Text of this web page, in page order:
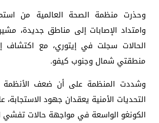
وحذرت منظمة الصحة العالمية من
وامتداد الإصابات إلى مناطق جديدة،
الحالات سجلت في إيتوري، مع اكتشاف
منطقتي شمال وجنوب كيفو.
وشددت المنظمة على أن ضعف الأنظمة
التحديات الأمنية يعقدان جهود الاستجابة،
الكونغو الواسعة في مواجهة حالات تفشي